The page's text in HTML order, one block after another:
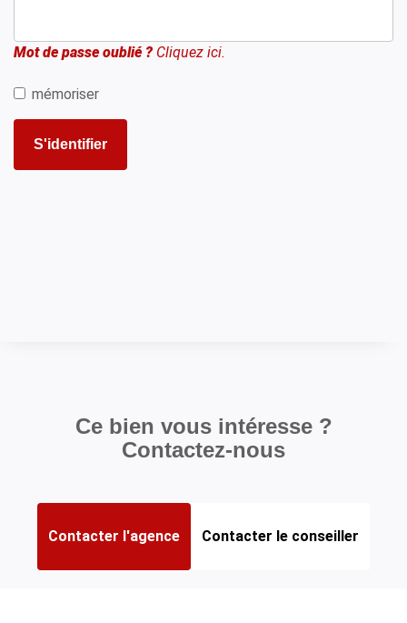
Mot de passe oublié ? Cliquez ici.
mémoriser
S'identifier
Ce bien vous intéresse ?
Contactez-nous
Contacter l'agence Contacter le conseiller